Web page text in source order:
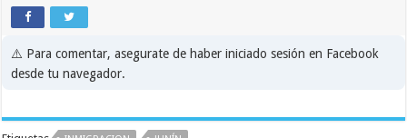
⚠️ Para comentar, asegurate de haber iniciado sesión en Facebook
desde tu navegador.